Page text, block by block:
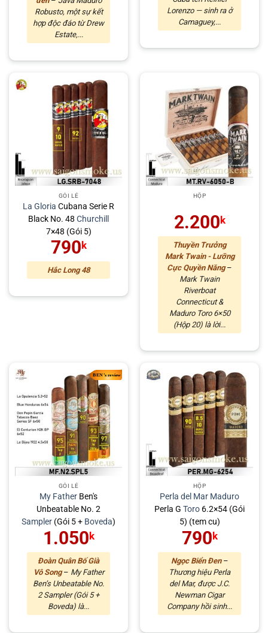
Robusto, một sự kết
hợp độc đáo từ Drew
Estate,...
Lorenzo — sinh ra ở
Camaguey,...
GÓI LẺ
La Gloria Cubana Serie R
Black No. 48 Churchill
7×48 (Gói 5)
790 k
Hắc Long 48
HỘP
2.200 k
Thuyền Trưởng
Mark Twain - Lưỡng
Cực Quyền Năng–
Mark Twain
Riverboat
Connecticut &
Maduro Toro 6×50
(Hộp 20) là lời...
GÓI LẺ
My Father Ben's
Unbeatable No. 2
Sampler (Gói 5 + Boveda)
1.050 k
Đoàn Quân Bố Già
Vô Song– My Father
Ben’s Unbeatable No.
2 Sampler (Gói 5 +
Boveda) là...
HỘP
Perla del Mar Maduro
Perla G Toro 6.2×54 (Gói
5) (tem cu)
790 k
Ngọc Biển Đen–
Thương hiệu Perla
del Mar, được J.C.
Newman Cigar
Company hồi sinh...